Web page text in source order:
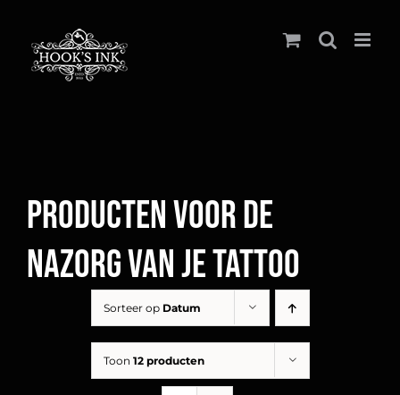
naar
inhoud
Producten voor de
nazorg van je tattoo
Sorteer op Datum
Toon 12 producten